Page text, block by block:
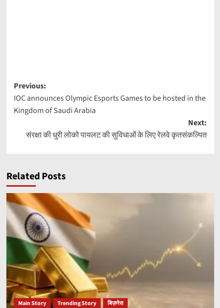
Post
navigation
Previous:
IOC announces Olympic Esports Games to be hosted in the
Kingdom of Saudi Arabia
Next:
संरक्षा की धुरी लोको पायलट की सुविधाओं के लिए रेलवे कृतसंकल्पित
Related Posts
Main Story Trending Story बिज़नेस